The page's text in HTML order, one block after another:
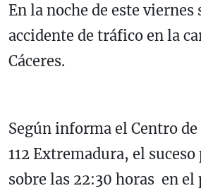
En la noche de este viernes
accidente de tráfico en la
Cáceres.
Según informa el Centro
112 Extremadura, el
sobre las 22:30 horas en el